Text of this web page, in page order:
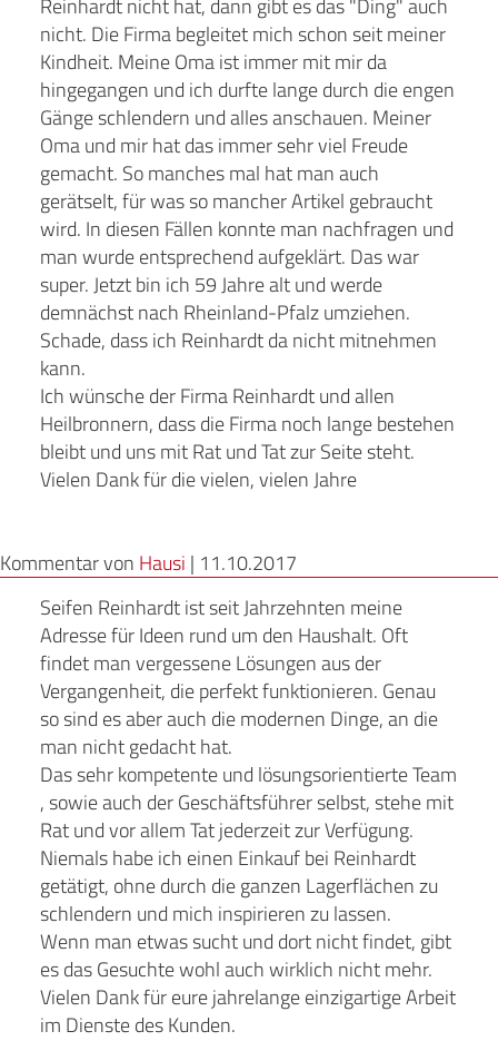
nicht. Die Firma begleitet mich schon seit meiner
Kindheit. Meine Oma ist immer mit mir da
hingegangen und ich durfte lange durch die engen
Gänge schlendern und alles anschauen. Meiner
Oma und mir hat das immer sehr viel Freude
gemacht. So manches mal hat man auch
gerätselt, für was so mancher Artikel gebraucht
wird. In diesen Fällen konnte man nachfragen und
man wurde entsprechend aufgeklärt. Das war
super. Jetzt bin ich 59 Jahre alt und werde
demnächst nach Rheinland-Pfalz umziehen.
Schade, dass ich Reinhardt da nicht mitnehmen
kann.
Ich wünsche der Firma Reinhardt und allen
Heilbronnern, dass die Firma noch lange bestehen
bleibt und uns mit Rat und Tat zur Seite steht.
Vielen Dank für die vielen, vielen Jahre
Kommentar von Hausi | 11.10.2017
Seifen Reinhardt ist seit Jahrzehnten meine
Adresse für Ideen rund um den Haushalt. Oft
findet man vergessene Lösungen aus der
Vergangenheit, die perfekt funktionieren. Genau
so sind es aber auch die modernen Dinge, an die
man nicht gedacht hat.
Das sehr kompetente und lösungsorientierte Team
, sowie auch der Geschäftsführer selbst, stehe mit
Rat und vor allem Tat jederzeit zur Verfügung.
Niemals habe ich einen Einkauf bei Reinhardt
getätigt, ohne durch die ganzen Lagerflächen zu
schlendern und mich inspirieren zu lassen.
Wenn man etwas sucht und dort nicht findet, gibt
es das Gesuchte wohl auch wirklich nicht mehr.
Vielen Dank für eure jahrelange einzigartige Arbeit
im Dienste des Kunden.